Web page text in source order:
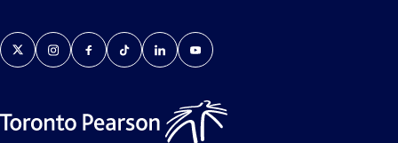
TwitterInstagramFacebook
TikTokLinkedInYouTube